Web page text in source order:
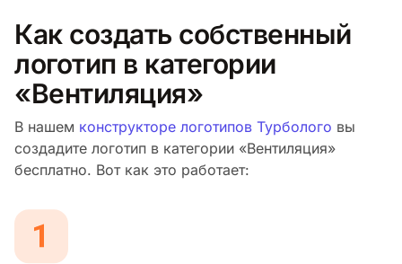
Как создать собственный
логотип в категории
«Вентиляция»
В нашем конструкторе логотипов Турболого вы
создадите логотип в категории «Вентиляция»
бесплатно. Вот как это работает: